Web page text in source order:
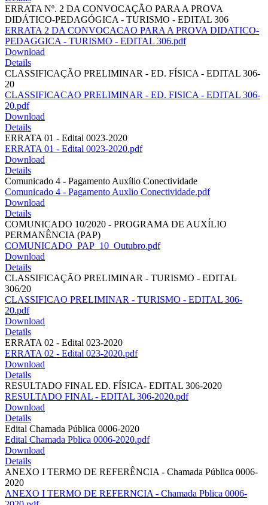
ERRATA Nº. 2 DA CONVOCAÇÃO PARA A PROVA
DIDÁTICO-PEDAGÓGICA - TURISMO - EDITAL 306
ERRATA 2 DA CONVOCACAO PARA A PROVA DIDATICO-
PEDAGGICA - TURISMO - EDITAL 306.pdf
Download
Details
CLASSIFICAÇÃO PRELIMINAR - ED. FÍSICA - EDITAL 306-
20
CLASSIFICACAO PRELIMINAR - ED. FISICA - EDITAL 306-
20.pdf
Download
Details
ERRATA 01 - Edital 0023-2020
ERRATA 01 - Edital 0023-2020.pdf
Download
Details
Comunicado 4 - Pagamento Auxílio Conectividade
Comunicado 4 - Pagamento Auxlio Conectividade.pdf
Download
Details
COMUNICADO 10/2020 - PROGRAMA DE AUXÍLIO
PERMANÊNCIA (PAP)
COMUNICADO_PAP_10_Outubro.pdf
Download
Details
CLASSIFICAÇÃO PRELIMINAR - TURISMO - EDITAL
306/20
CLASSIFICAO PRELIMINAR - TURISMO - EDITAL 306-
20.pdf
Download
Details
ERRATA 02 - Edital 023-2020
ERRATA 02 - Edital 023-2020.pdf
Download
Details
RESULTADO FINAL ED. FÍSICA- EDITAL 306-2020
RESULTADO FINAL - EDITAL 306-2020.pdf
Download
Details
Edital Chamada Pública 0006-2020
Edital Chamada Pblica 0006-2020.pdf
Download
Details
ANEXO I TERMO DE REFERÊNCIA - Chamada Pública 0006-
2020
ANEXO I TERMO DE REFERNCIA - Chamada Pblica 0006-